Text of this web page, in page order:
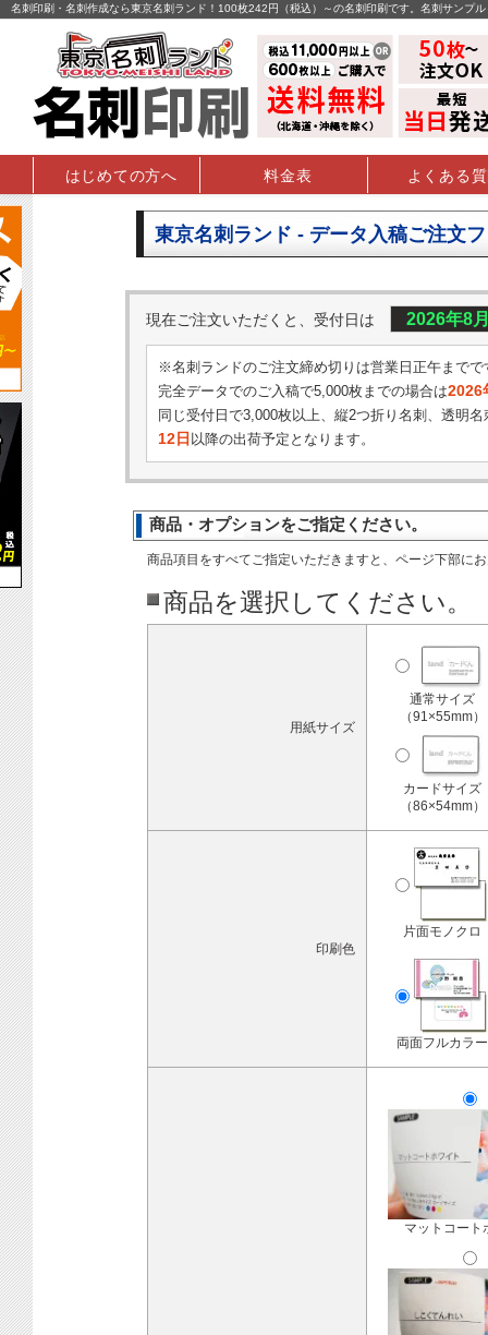
名刺印刷・名刺作成なら東京名刺ランド！100枚242円（税込）～の名刺印刷です。名刺サンプ
はじめての方へ 料金表 よくある
東京名刺ランド - データ入稿ご注文
現在ご注文いただくと、受付日は 2026年8
※名刺ランドのご注文締め切りは営業日正午までで
完全データでのご入稿で5,000枚までの場合は2026
同じ受付日で3,000枚以上、縦2つ折り名刺、透明名
12日 以降の出荷予定となります。
商品・オプションをご指定ください。
商品項目をすべてご指定いただきますと、ページ下部に
商品を選択してください。
用紙サイズ
通常サイズ
（91×55mm）
カードサイズ
（86×54mm）
印刷色
片面モノクロ
両面フルカラー
マットコート